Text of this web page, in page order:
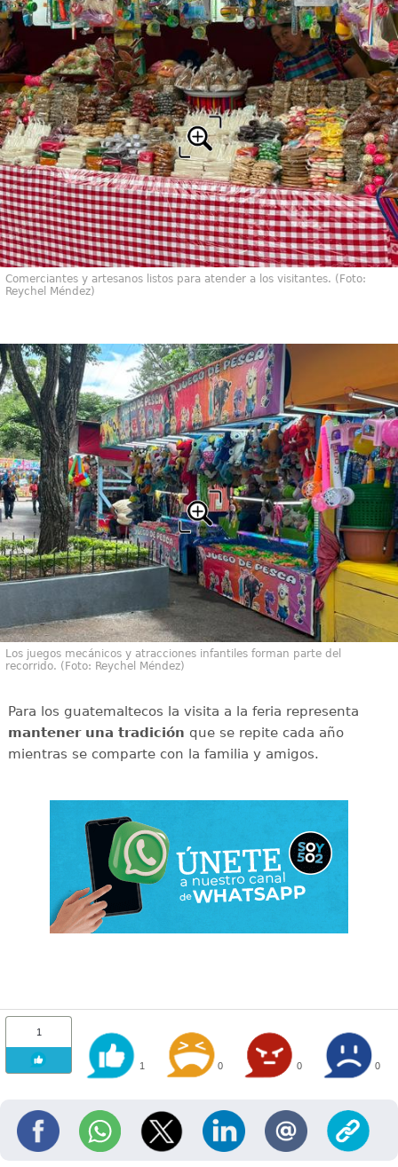
Comerciantes y artesanos listos para atender a los visitantes. (Foto:
Reychel Méndez)
Los juegos mecánicos y atracciones infantiles forman parte del
recorrido. (Foto: Reychel Méndez)
Para los guatemaltecos la visita a la feria representa
mantener una tradición que se repite cada año
mientras se comparte con la familia y amigos.
1
1 0 0 0